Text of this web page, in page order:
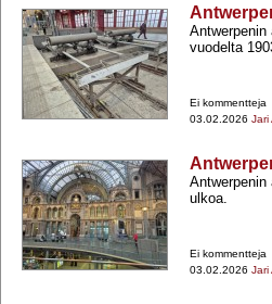
vuodelta
Ei kommentteja
03.02.2026 Jari
ulkoa.
Ei kommentteja
03.02.2026 Jari